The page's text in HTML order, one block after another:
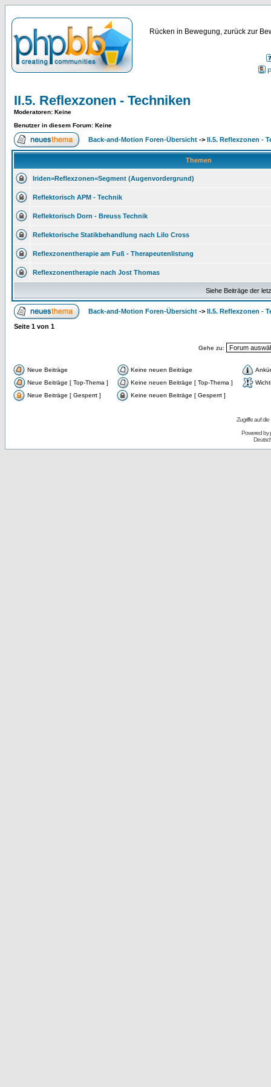
Rücken in Bewegung, zurück zur
II.5. Reflexzonen - Techniken
Moderatoren: Keine
Benutzer in diesem Forum: Keine
Back-and-Motion Foren-Übersicht -> II.5. Reflexzonen -
Themen
Iriden=Reflexzonen=Segment (Augenvordergrund)
Reflektorisch APM - Technik
Reflektorisch Dorn - Breuss Technik
Reflektorische Statikbehandlung nach Lilo Cross
Reflexzonentherapie am Fuß - Therapeutenlistung
Reflexzonentherapie nach Jost Thomas
Siehe Beiträge der
Back-and-Motion Foren-Übersicht -> II.5. Reflexzonen -
Seite 1 von 1
Gehe zu:
Neue Beiträge Keine neuen Beiträge
Neue Beiträge [ Top-Thema ]
Keine neuen Beiträge [ Top-Thema ]
Neue Beiträge [ Gesperrt ]
Keine neuen Beiträge [ Gesperrt ]
Zugriffe auf
Powered by